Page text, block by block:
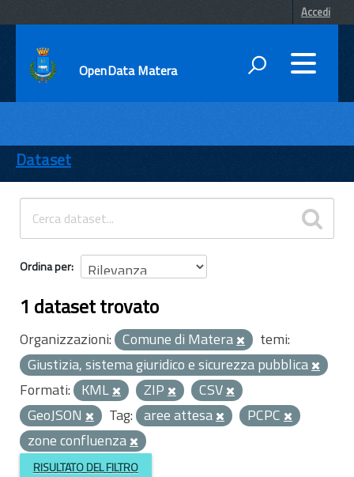
Accedi
OpenData Matera
ENTI
TEMI
INFORMAZIONI
Dataset
Ordina per
1 dataset trovato
Organizzazioni: Comune di Matera
temi:
Giustizia, sistema giuridico e sicurezza pubblica
Formati: KML ZIP
CSV
GeoJSON
Tag: aree attesa
PCPC
zone confluenza
RISULTATO DEL FILTRO